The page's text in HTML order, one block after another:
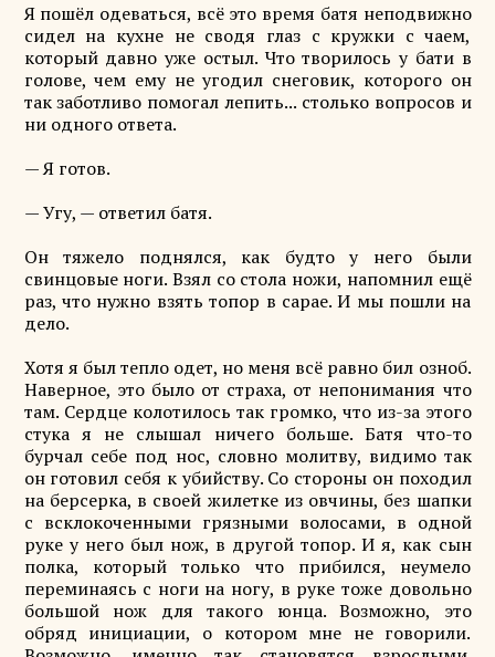
Я пошёл одеваться, всё это время батя неподвижно
сидел на кухне не сводя глаз с кружки с чаем,
который давно уже остыл. Что творилось у бати в
голове, чем ему не угодил снеговик, которого он
так заботливо помогал лепить... столько вопросов и
ни одного ответа.
— Я готов.
— Угу, — ответил батя.
Он тяжело поднялся, как будто у него были
свинцовые ноги. Взял со стола ножи, напомнил ещё
раз, что нужно взять топор в сарае. И мы пошли на
дело.
Хотя я был тепло одет, но меня всё равно бил озноб.
Наверное, это было от страха, от непонимания что
там. Сердце колотилось так громко, что из-за этого
стука я не слышал ничего больше. Батя что-то
бурчал себе под нос, словно молитву, видимо так
он готовил себя к убийству. Со стороны он походил
на берсерка, в своей жилетке из овчины, без шапки
с всклокоченными грязными волосами, в одной
руке у него был нож, в другой топор. И я, как сын
полка, который только что прибился, неумело
переминаясь с ноги на ногу, в руке тоже довольно
большой нож для такого юнца. Возможно, это
обряд инициации, о котором мне не говорили.